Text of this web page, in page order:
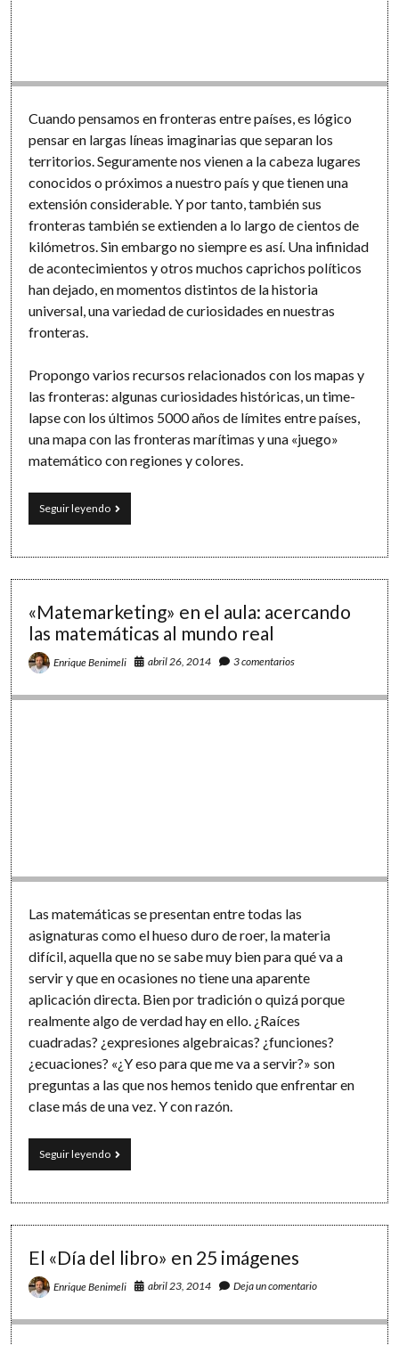
Cuando pensamos en fronteras entre países, es lógico
pensar en largas líneas imaginarias que separan los
territorios. Seguramente nos vienen a la cabeza lugares
conocidos o próximos a nuestro país y que tienen una
extensión considerable. Y por tanto, también sus
fronteras también se extienden a lo largo de cientos de
kilómetros. Sin embargo no siempre es así. Una infinidad
de acontecimientos y otros muchos caprichos políticos
han dejado, en momentos distintos de la historia
universal, una variedad de curiosidades en nuestras
fronteras.
Propongo varios recursos relacionados con los mapas y
las fronteras: algunas curiosidades históricas, un time-
lapse con los últimos 5000 años de límites entre países,
una mapa con las fronteras marítimas y una «juego»
matemático con regiones y colores.
Seguir leyendoFronteras
en
y
time-
lapse,
un
interactivo
el
«Matemarketing» en el aula: acercando
las matemáticas al mundo real
Enrique Benimeli abril 26, 2014 3 comentarios
Las matemáticas se presentan entre todas las
asignaturas como el hueso duro de roer, la materia
difícil, aquella que no se sabe muy bien para qué va a
servir y que en ocasiones no tiene una aparente
aplicación directa. Bien por tradición o quizá porque
realmente algo de verdad hay en ello. ¿Raíces
cuadradas? ¿expresiones algebraicas? ¿funciones?
¿ecuaciones? «¿Y eso para que me va a servir?» son
preguntas a las que nos hemos tenido que enfrentar en
clase más de una vez. Y con razón.
Seguir leyendo«Matemarketing»
en
aula:
matemáticas
al
mundo
El «Día del libro» en 25 imágenes
Enrique Benimeli abril 23, 2014 Deja un comentario